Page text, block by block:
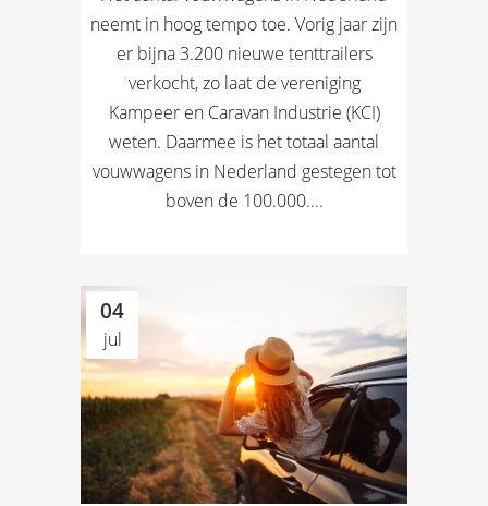
neemt in hoog tempo toe. Vorig jaar zijn
er bijna 3.200 nieuwe tenttrailers
verkocht, zo laat de vereniging
Kampeer en Caravan Industrie (KCI)
weten. Daarmee is het totaal aantal
vouwwagens in Nederland gestegen tot
boven de 100.000....
04
jul